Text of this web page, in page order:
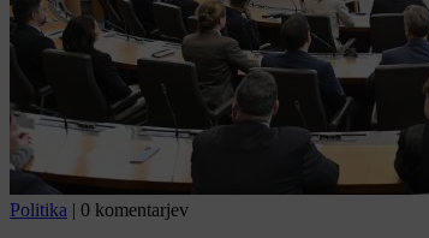
Politika | 0 komentarjev